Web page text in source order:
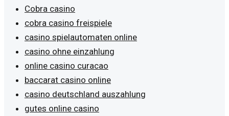
Cobra casino
cobra casino freispiele
casino spielautomaten online
casino ohne einzahlung
online casino curacao
baccarat casino online
casino deutschland auszahlung
gutes online casino